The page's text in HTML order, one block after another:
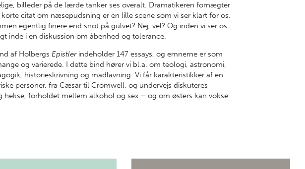
billeder på de lærde tanker ses overalt. Dramatikeren fornægter
korte citat om næsepudsning er en lille scene som vi ser klart for os.
egentlig finere end snot på gulvet? Nej, vel? Og inden vi ser os
inde i en diskussion om åbenhed og tolerance.
af HolbergsEpistlerindeholder 147 essays, og emnerne er som
og varierede. I dette bind hører vi bl.a. om teologi, astronomi,
historieskrivning og madlavning. Vi får karakteristikker af en
personer, fra Cæsar til Cromwell, og undervejs diskuteres
hekse, forholdet mellem alkohol og sex – og om østers kan vokse